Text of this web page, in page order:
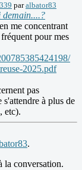
paralbator83
demain....?
me concentrant
pour mes
2025.pdf
pas
à plus de
etc).
.
la conversation.